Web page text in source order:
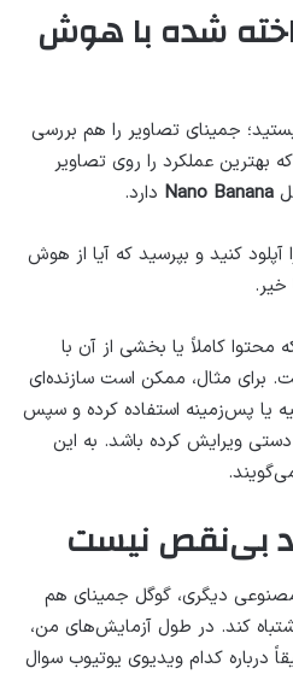
شده با هوش
جمینای تصاویر را هم بررسی
بهترین عملکرد را روی تصاویر
Nano Banana دارد.
کنید و بپرسید که آیا از هوش
کاملاً یا بخشی از آن با
مثال، ممکن است سازنده‌ای
یا پس‌زمینه استفاده کرده و سپس
دستی ویرایش کرده باشد. به این
دیگری، گوگل جمینای هم
کند. در طول آزمایش‌های من،
درباره کدام ویدیوی یوتیوب سوال